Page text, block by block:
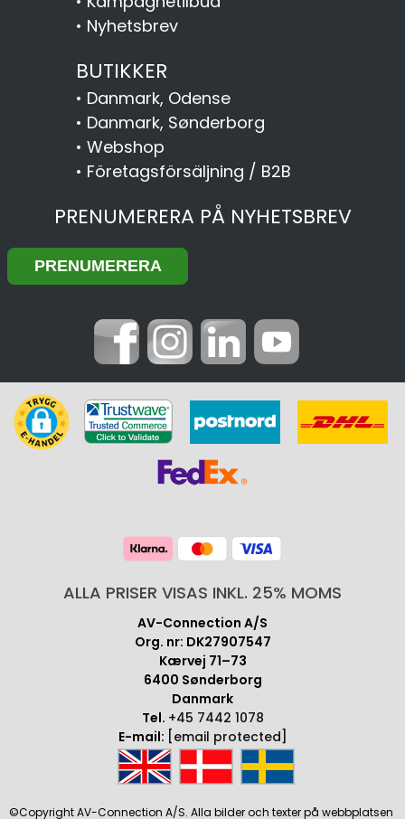
• Nyhetsbrev
BUTIKKER
• Danmark, Odense
• Danmark, Sønderborg
• Webshop
• Företagsförsäljning / B2B
PRENUMERERA PÅ NYHETSBREV
ALLA PRISER VISAS INKL. 25% MOMS
AV-Connection A/S
Org. nr: DK27907547
Kærvej 71–73
6400 Sønderborg
Danmark
Tel. +45 7442 1078
E-mail: [email protected]
©Copyright AV-Connection A/S. Alla bilder och texter på webbplatsen